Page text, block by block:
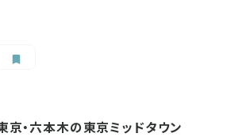
京・六本木の東京ミッドタウン